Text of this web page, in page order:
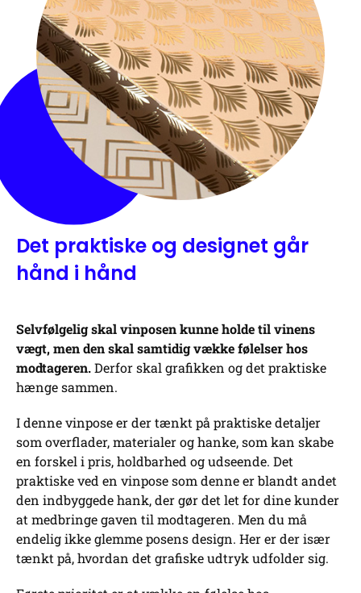
Det praktiske og designet går
hånd i hånd
Selvfølgelig skal vinposen kunne holde til vinens
vægt, men den skal samtidig vække følelser hos
modtageren.Derfor skal grafikken og det praktiske
hænge sammen.
I denne vinpose er der tænkt på praktiske detaljer
som overflader, materialer og hanke, som kan skabe
en forskel i pris, holdbarhed og udseende. Det
praktiske ved en vinpose som denne er blandt andet
den indbyggede hank, der gør det let for dine kunder
at medbringe gaven til modtageren. Men du må
endelig ikke glemme posens design. Her er der især
tænkt på, hvordan det grafiske udtryk udfolder sig.